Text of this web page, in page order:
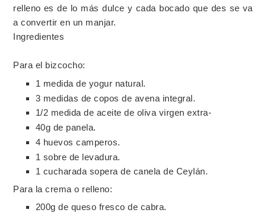
relleno es de lo más dulce y cada bocado que des se va
a convertir en un manjar.
Ingredientes
Para el bizcocho:
1 medida de yogur natural.
3 medidas de copos de avena integral.
1/2 medida de aceite de oliva virgen extra-
40g de panela.
4 huevos camperos.
1 sobre de levadura.
1 cucharada sopera de canela de Ceylán.
Para la crema o relleno:
200g de queso fresco de cabra.